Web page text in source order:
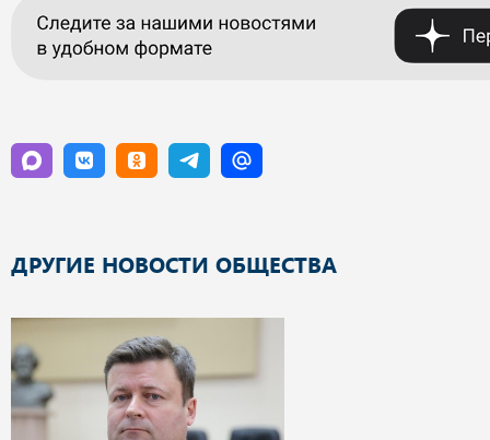
ДРУГИЕ НОВОСТИ ОБЩЕСТВА